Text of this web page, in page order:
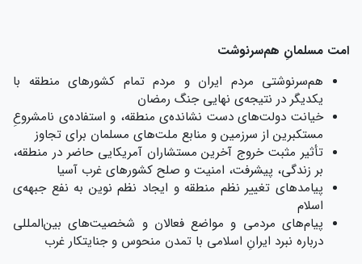
امت مسلمانِ هم‌سرنوشت
هم‌سرنوشتی مردم ایران و مردم تمام کشورهای منطقه با
یکدیگر در نتیجه‌ی نهایی جنگ رمضان
خیانت دولت‌های دست نشانده‌‌ی منطقه، و استفاده‌ی نامشروعِ
مستکبرین از سرزمین و منابع ملت‌های مسلمان برای تجاوز
تأثیر مثبت خروج آخرین مستشاران آمریکایی حاضر در منطقه،
بر زندگی، پیشرفت، امنیت و صلح کشورهای غرب آسیا
پیامدهای تغییر نظم منطقه و ایجاد نظم نوین به نفع جبهه‌ی
اسلام
پیام‌های مردمی و مواضع فعالان و شخصیت‌های بین‌المللی
درباره نبرد ایرانِ اسلامی با تمدن منحوس و جنایتکار غرب